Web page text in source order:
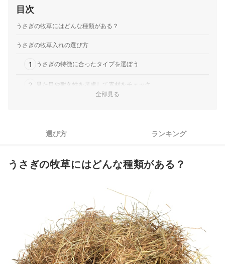
目次
うさぎの牧草にはどんな種類がある？
うさぎの牧草入れの選び方
1 うさぎの特徴に合ったタイプを選ぼう
2 見た目や耐久性を考慮して素材をチェック
うさぎの牧草入れ全20商品おすすめ人気ランキング
100均アイテムでうさぎの牧草入れを手作りする方法は？
うさぎに喜んでもらえそうなアイテムもチェックしよう
うさぎの牧草入れの売れ筋ランキングもチェック！
全部見る
選び方 ランキング
うさぎの牧草にはどんな種類がある？